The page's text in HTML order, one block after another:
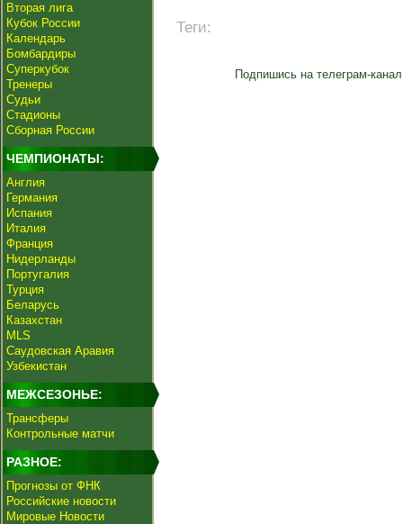
Вторая лига
Кубок России
Календарь
Бомбардиры
Суперкубок
Тренеры
Судьи
Стадионы
Сборная России
ЧЕМПИОНАТЫ:
Англия
Германия
Испания
Италия
Франция
Нидерланды
Португалия
Турция
Беларусь
Казахстан
MLS
Саудовская Аравия
Узбекистан
МЕЖСЕЗОНЬЕ:
Трансферы
Контрольные матчи
РАЗНОЕ:
Прогнозы от ФНК
Российские новости
Мировые Новости
Теги:
Подпишись на телеграм-